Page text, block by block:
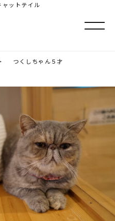
ットテイル
つくしちゃん５才